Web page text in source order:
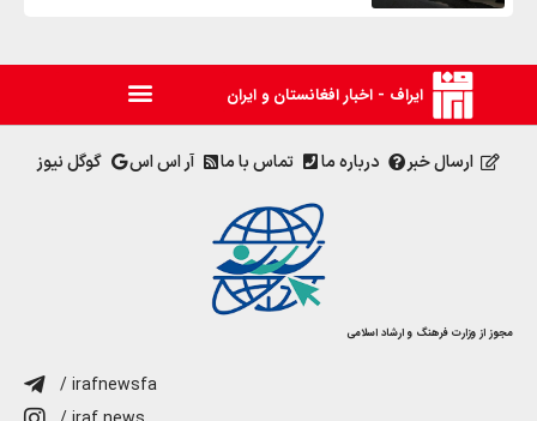
ایراف - اخبار افغانستان و ایران
ارسال خبر درباره ما تماس با ما آر اس اس گوگل نیوز
مجوز از وزارت فرهنگ و ارشاد اسلامی
/ irafnewsfa